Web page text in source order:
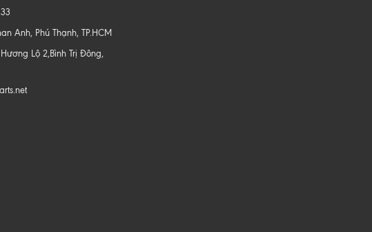
Anh, Phú Thạnh, TP.HCM
Lộ 2,Bình Trị Đông,